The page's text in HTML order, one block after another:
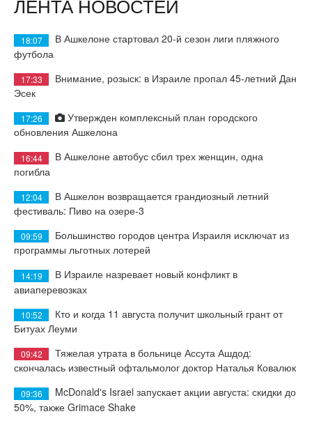
ЛЕНТА НОВОСТЕЙ
18:07
В Ашкелоне стартовал 20-й сезон лиги пляжного
футбола
17:33
Внимание, розыск: в Израиле пропал 45-летний Дан
Эсек
17:26
Утвержден комплексный план городского
обновления Ашкелона
16:44
В Ашкелоне автобус сбил трех женщин, одна
погибла
12:04
В Ашкелон возвращается грандиозный летний
фестиваль: Пиво на озере-3
09:59
Большинство городов центра Израиля исключат из
программы льготных лотерей
14:19
В Израиле назревает новый конфликт в
авиаперевозках
10:52
Кто и когда 11 августа получит школьный грант от
Битуах Леуми
09:42
Тяжелая утрата в больнице Ассута Ашдод:
скончалась известный офтальмолог доктор Наталья Ковалюк
09:36
McDonald's Israel запускает акции августа: скидки до
50%, также Grimace Shake